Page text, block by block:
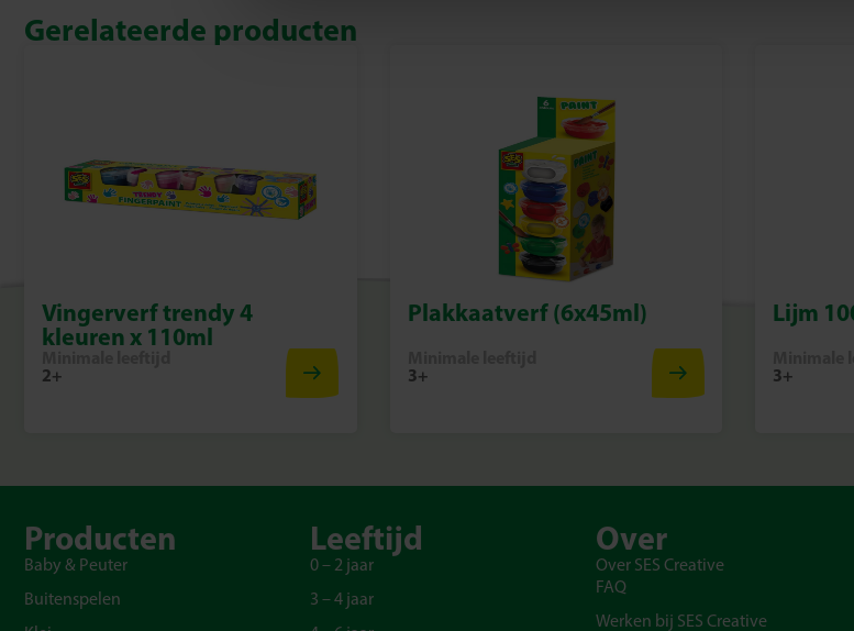
Gerelateerde producten
Vingerverf trendy 4
kleuren x 110ml
2+
Plakkaatverf (6x45ml)
3+
Lijm
3+
Producten
Baby & Peuter
Buitenspelen
Leeftijd
0 – 2 jaar
3 – 4 jaar
Over
Over SES Creative
FAQ
Werken bij SES Creative